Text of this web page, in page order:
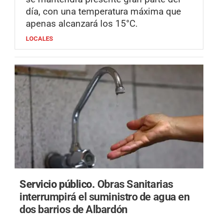
día, con una temperatura máxima que
apenas alcanzará los 15°C.
LOCALES
Servicio público. Obras Sanitarias
interrumpirá el suministro de agua en
dos barrios de Albardón